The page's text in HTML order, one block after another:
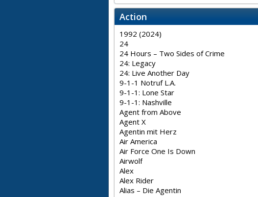
Action
1992 (2024)
24
24 Hours – Two Sides of Crime
24: Legacy
24: Live Another Day
9-1-1 Notruf L.A.
9-1-1: Lone Star
9-1-1: Nashville
Agent from Above
Agent X
Agentin mit Herz
Air America
Air Force One Is Down
Airwolf
Alex
Alex Rider
Alias – Die Agentin